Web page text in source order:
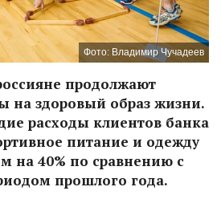
Фото: Владимир Чучадеев
продолжают
на здоровый образ жизни.
расходы клиентов банка
питание и одежду
на 40% по сравнению с
прошлого года.